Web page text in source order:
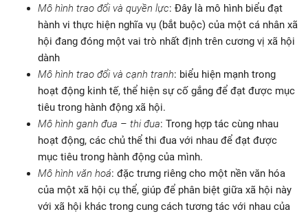
Mô hình trao đổi và quyền lực: Đây là mô hình biểu đạt
hành vi thực hiện nghĩa vụ (bắt buộc) của một cá nhân xã
hội đang đóng một vai trò nhất định trên cương vị xã hội
dành
Mô hình trao đổi và cạnh tranh: biểu hiện mạnh trong
hoạt động kinh tế, thể hiện sự cố gắng để đạt được mục
tiêu trong hành động xã hội.
Mô hình ganh đua – thi đua: Trong hợp tác cùng nhau
hoạt động, các chủ thể thi đua với nhau để đạt được
mục tiêu trong hành động của mình.
Mô hình văn hoá: đặc trưng riêng cho một nền văn hóa
của một xã hội cụ thể, giúp để phân biệt giữa xã hội này
với xã hội khác trong cung cách tương tác với nhau của